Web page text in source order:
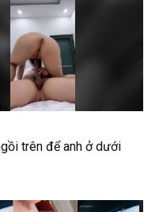
trên để anh ở dưới